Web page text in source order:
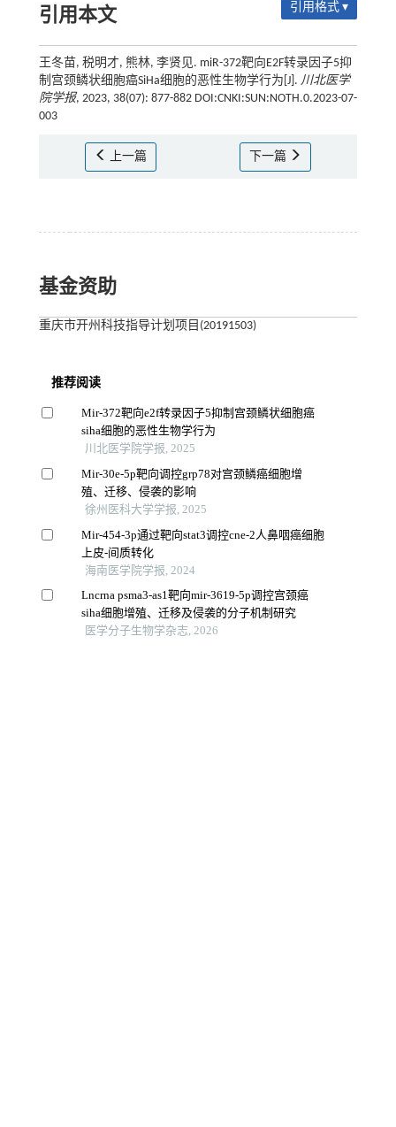
引用本文 引用格式 ▾
王冬苗, 税明才, 熊林, 李贤见. miR-372靶向E2F转录因子5抑
制宫颈鳞状细胞癌SiHa细胞的恶性生物学行为[J]. 川北医学
院学报, 2023, 38(07): 877-882 DOI:CNKI:SUN:NOTH.0.2023-07-
003
上一篇 下一篇
基金资助
重庆市开州科技指导计划项目(20191503)